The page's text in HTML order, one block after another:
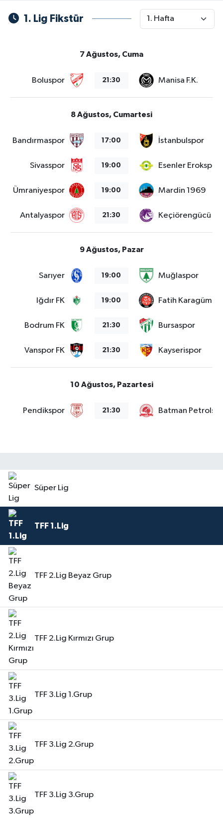
1. Lig Fikstür
7 Ağustos, Cuma
Boluspor 21:30 Manisa F.K.
8 Ağustos, Cumartesi
Bandırmaspor 17:00 İstanbulspor
Sivasspor 19:00 Esenler Erokspor
Ümraniyespor 19:00 Mardin 1969
Antalyaspor 21:30 Keçiörengücü
9 Ağustos, Pazar
Sarıyer 19:00 Muğlaspor
Iğdır FK 19:00 Fatih Karagümrük
Bodrum FK 21:30 Bursaspor
Vanspor FK 21:30 Kayserispor
10 Ağustos, Pazartesi
Pendikspor 21:30 Batman
Süper Lig
TFF 1.Lig
TFF 2.Lig Beyaz Grup
TFF 2.Lig Kırmızı Grup
TFF 3.Lig 1.Grup
TFF 3.Lig 2.Grup
TFF 3.Lig 3.Grup